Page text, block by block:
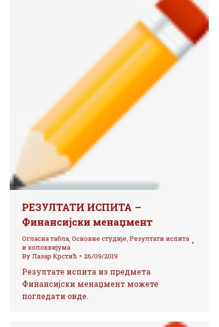
РЕЗУЛТАТИ ИСПИТА –
Финансијски менаџмент
Огласна табла, Основне студије, Резултати испита
и колоквијума
ByЛазар Крстић 26/09/2019
Резултате испита из предмета
Финансијски менаџмент можете
погледати овде.